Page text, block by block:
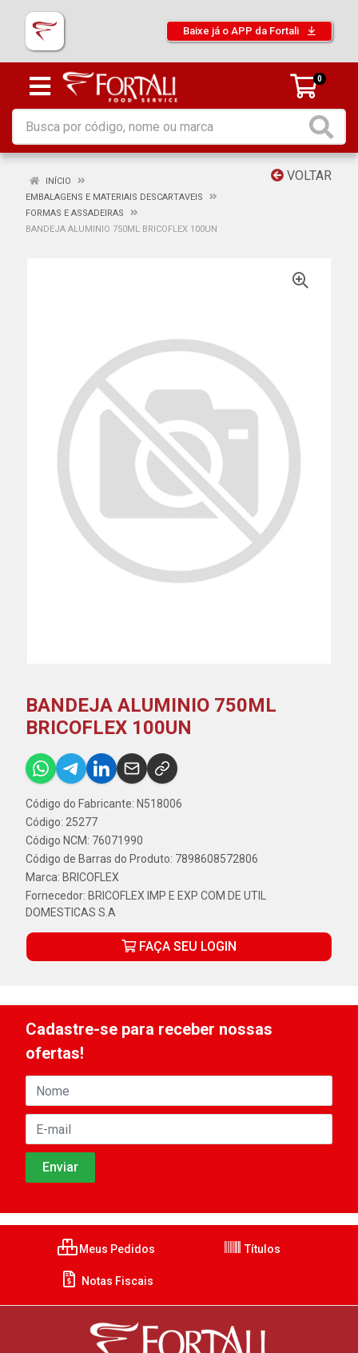
Baixe já o APP da Fortali
0
VOLTAR
INÍCIO
EMBALAGENS E MATERIAIS DESCARTAVEIS
FORMAS E ASSADEIRAS
BANDEJA ALUMINIO 750ML BRICOFLEX 100UN
BANDEJA ALUMINIO 750ML
BRICOFLEX 100UN
Código do Fabricante: N518006
Código: 25277
Código NCM: 76071990
Código de Barras do Produto: 7898608572806
Marca: BRICOFLEX
Fornecedor: BRICOFLEX IMP E EXP COM DE UTIL
DOMESTICAS S.A
FAÇA SEU LOGIN
Cadastre-se para receber nossas
ofertas!
Meus Pedidos Títulos
Notas Fiscais